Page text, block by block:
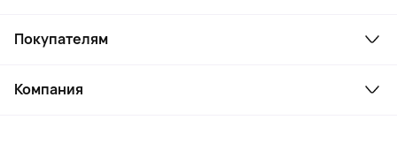
Ноутбуки, мониторы, VR
Косметика и уход
Покупателям
Как заказать
Компания